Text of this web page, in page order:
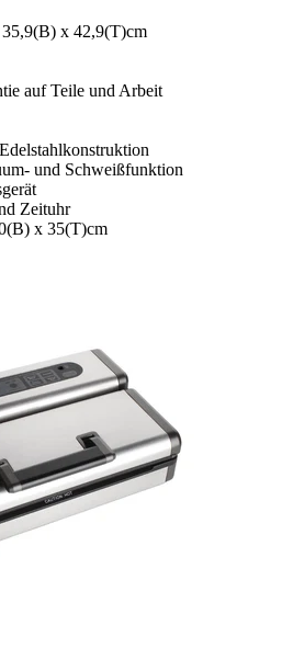
x 42,9(T)cm
auf Teile und Arbeit
und Schweißfunktion
Zeituhr
x 35(T)cm